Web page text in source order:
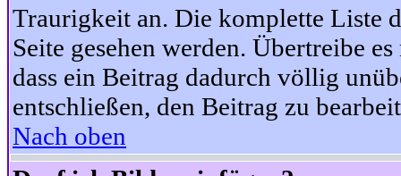
Traurigkeit an. Die komplette Liste
Seite gesehen werden. Übertreibe
dass ein Beitrag dadurch völlig
entschließen, den Beitrag zu
Nach oben